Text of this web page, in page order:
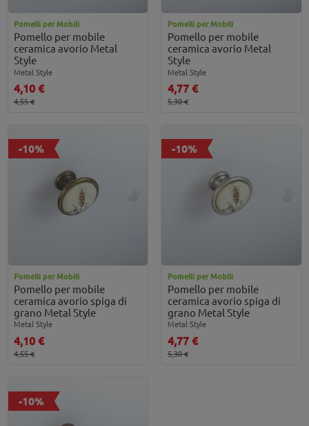
Pomelli per Mobili
Pomello per mobile
ceramica avorio Metal
Style
Metal Style
4,10 €
4,55 €
Pomelli per Mobili
Pomello per mobile
ceramica avorio Metal
Style
Metal Style
4,77 €
5,30 €
-10%
Pomelli per Mobili
Pomello per mobile
ceramica avorio spiga di
grano Metal Style
Metal Style
4,10 €
4,55 €
-10%
Pomelli per Mobili
Pomello per mobile
ceramica avorio spiga di
grano Metal Style
Metal Style
4,77 €
5,30 €
-10%